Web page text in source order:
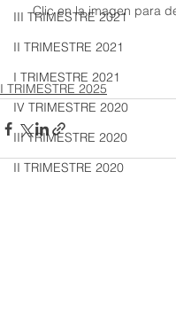
III TRIMESTRE 2021
II TRIMESTRE 2021
I TRIMESTRE 2021
IV TRIMESTRE 2020
III TRIMESTRE 2020
II TRIMESTRE 2020
Clic en la imagen para
I TRIMESTRE 2025